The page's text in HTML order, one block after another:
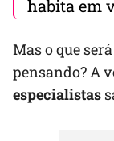
habita em
Mas o que
pensando? A
especialistas